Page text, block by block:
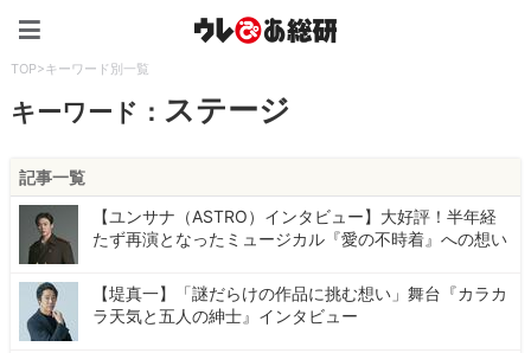
TOP>キーワード別一覧
キーワード： ステージ
記事一覧
【ユンサナ（ASTRO）インタビュー】大好評！半年経
たず再演となったミュージカル『愛の不時着』への想い
【堤真一】「謎だらけの作品に挑む想い」舞台『カラカ
ラ天気と五人の紳士』インタビュー